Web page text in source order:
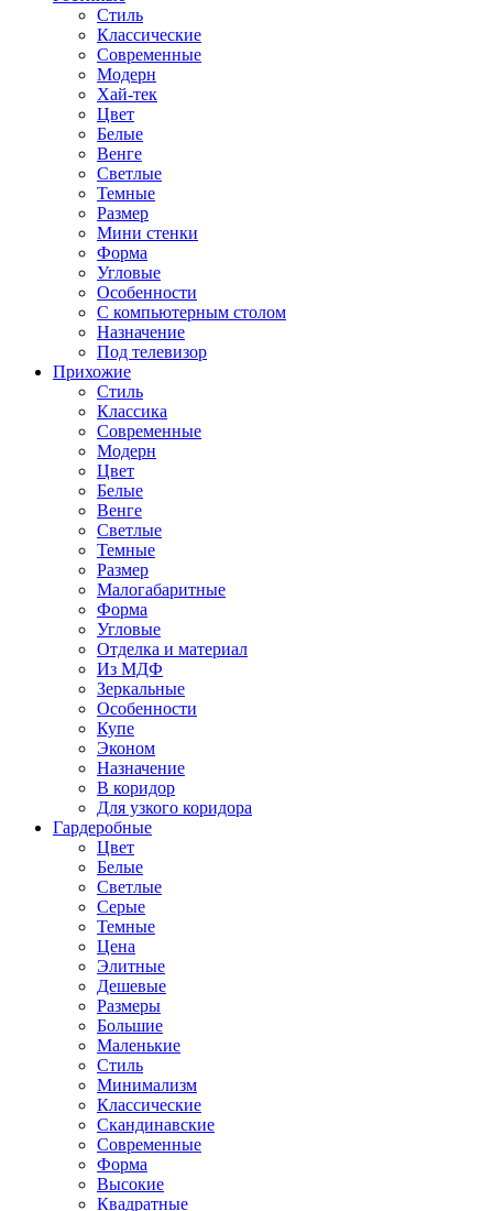
Стиль
Классические
Современные
Модерн
Хай-тек
Цвет
Белые
Венге
Светлые
Темные
Размер
Мини стенки
Форма
Угловые
Особенности
С компьютерным столом
Назначение
Под телевизор
Прихожие
Стиль
Классика
Современные
Модерн
Цвет
Белые
Венге
Светлые
Темные
Размер
Малогабаритные
Форма
Угловые
Отделка и материал
Из МДФ
Зеркальные
Особенности
Купе
Эконом
Назначение
В коридор
Для узкого коридора
Гардеробные
Цвет
Белые
Светлые
Серые
Темные
Цена
Элитные
Дешевые
Размеры
Большие
Маленькие
Стиль
Минимализм
Классические
Скандинавские
Современные
Форма
Высокие
Квадратные